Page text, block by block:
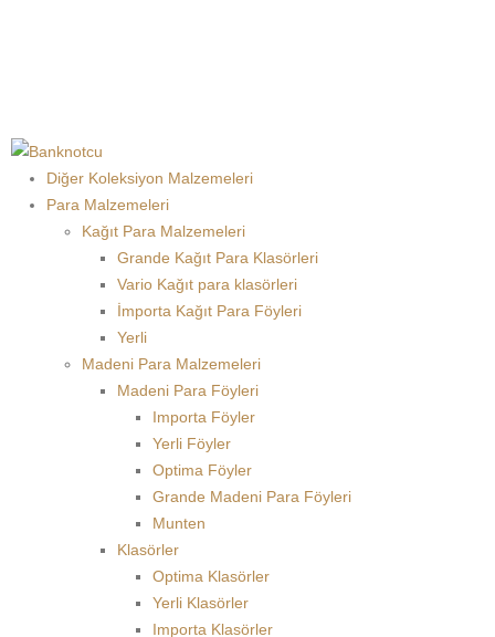
Diğer Koleksiyon Malzemeleri
Para Malzemeleri
Kağıt Para Malzemeleri
Grande Kağıt Para Klasörleri
Vario Kağıt para klasörleri
İmporta Kağıt Para Föyleri
Yerli
Madeni Para Malzemeleri
Madeni Para Föyleri
Importa Föyler
Yerli Föyler
Optima Föyler
Grande Madeni Para Föyleri
Munten
Klasörler
Optima Klasörler
Yerli Klasörler
Importa Klasörler